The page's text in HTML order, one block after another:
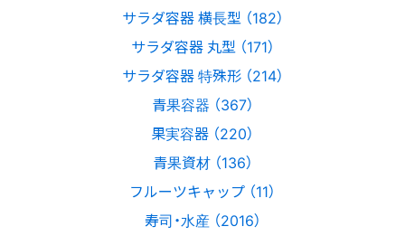
サラダ容器 横長型 （182）
サラダ容器 丸型 （171）
サラダ容器 特殊形 （214）
青果容器 （367）
果実容器 （220）
青果資材 （136）
フルーツキャップ （11）
寿司・水産 （2016）